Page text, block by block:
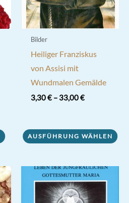
Bilder
Heiliger Franziskus
von Assisi mit
Wundmalen Gemälde
3,30€– 33,00€
AUSFÜHRUNG WÄHLEN
weist
Varianten
auf.